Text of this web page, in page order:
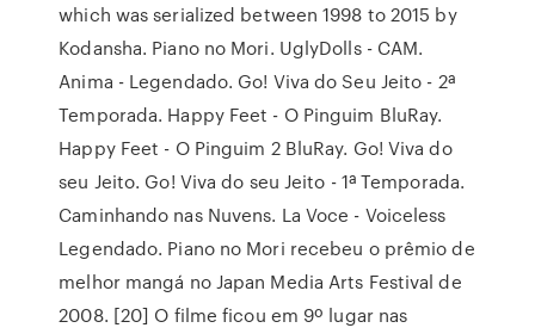
which was serialized between 1998 to 2015 by
Kodansha. Piano no Mori. UglyDolls - CAM.
Anima - Legendado. Go! Viva do Seu Jeito - 2ª
Temporada. Happy Feet - O Pinguim BluRay.
Happy Feet - O Pinguim 2 BluRay. Go! Viva do
seu Jeito. Go! Viva do seu Jeito - 1ª Temporada.
Caminhando nas Nuvens. La Voce - Voiceless
Legendado. Piano no Mori recebeu o prêmio de
melhor mangá no Japan Media Arts Festival de
2008. [20] O filme ficou em 9º lugar nas